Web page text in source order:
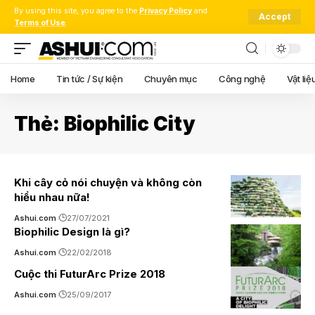
By using this site, you agree to the Privacy Policy and
Terms of Use.
Accept
Home Tin tức / Sự kiện Chuyên mục Công nghệ Vật
Thẻ: Biophilic City
Khi cây cỏ nói chuyện và không còn
hiểu nhau nữa!
Ashui.com 27/07/2021
Biophilic Design là gì?
Ashui.com 22/02/2018
Cuộc thi FuturArc Prize 2018
Ashui.com 25/09/2017